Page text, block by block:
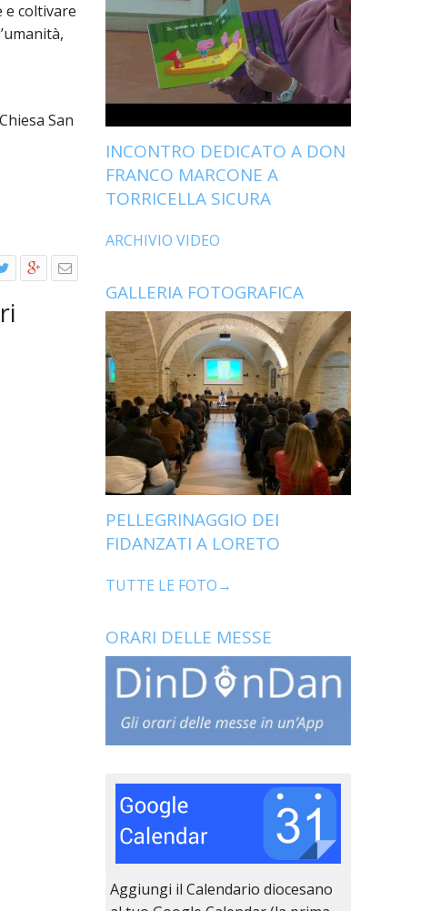
e coltivare
San
INCONTRO DEDICATO A DON
FRANCO MARCONE A
TORRICELLA SICURA
ARCHIVIO VIDEO
GALLERIA FOTOGRAFICA
PELLEGRINAGGIO DEI
FIDANZATI A LORETO
TUTTE LE FOTO→
ORARI DELLE MESSE
Aggiungi il Calendario diocesano